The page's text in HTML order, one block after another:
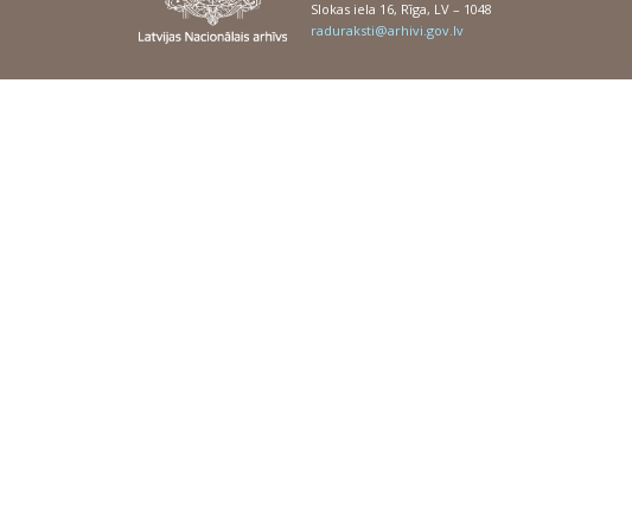
Slokas iela 16, Rīga, LV – 1048
raduraksti@arhivi.gov.lv